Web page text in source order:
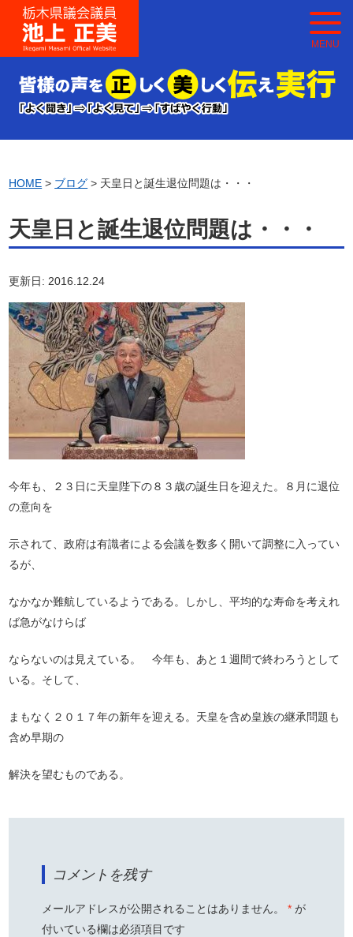
MENU
HOME > ブログ > 天皇日と誕生退位問題は・・・
天皇日と誕生退位問題は・・・
更新日: 2016.12.24
今年も、２３日に天皇陛下の８３歳の誕生日を迎えた。８月に退位
の意向を
示されて、政府は有識者による会議を数多く開いて調整に入ってい
るが、
なかなか難航しているようである。しかし、平均的な寿命を考えれ
ば急がなけらば
ならないのは見えている。 今年も、あと１週間で終わろうとして
いる。そして、
まもなく２０１７年の新年を迎える。天皇を含め皇族の継承問題も
含め早期の
解決を望むものである。
コメントを残す
メールアドレスが公開されることはありません。 * が
付いている欄は必須項目です